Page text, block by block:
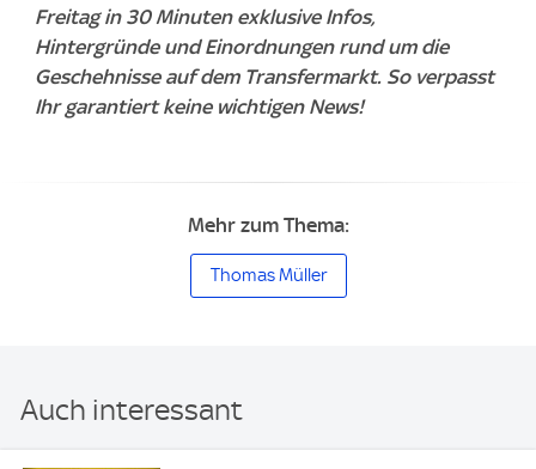
Freitag in 30 Minuten exklusive Infos,
Hintergründe und Einordnungen rund um die
Geschehnisse auf dem Transfermarkt. So verpasst
Ihr garantiert keine wichtigen News!
Mehr zum Thema:
Thomas Müller
Auch interessant